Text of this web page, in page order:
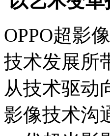
OPPO超影
技术发展所
从技术驱动
影像技术沟